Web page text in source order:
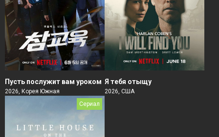
Пусть послужит вам уроком
2026, Корея Южная
Я тебя отыщу
2026, США
Сериал